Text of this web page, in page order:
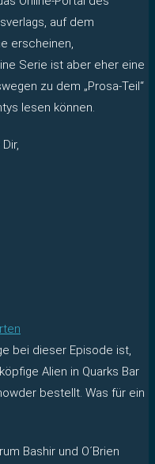
auf dem
erscheinen,
Serie ist aber eher eine
zu dem „Prosa-Teil“
lesen können.
bei dieser Episode ist,
Alien in Quarks Bar
bestellt. Was für ein
Bashir und O´Brien